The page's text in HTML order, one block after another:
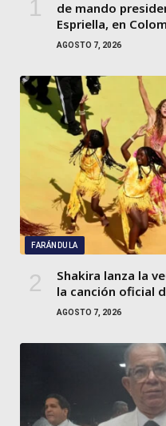
de mando
Espriella, en
AGOSTO 7, 2026
FARÁNDULA
Shakira lanza la
la canción oficial
AGOSTO 7, 2026